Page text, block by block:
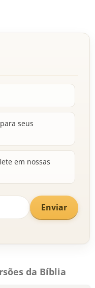
seus
em nossas
Enviar
da Bíblia